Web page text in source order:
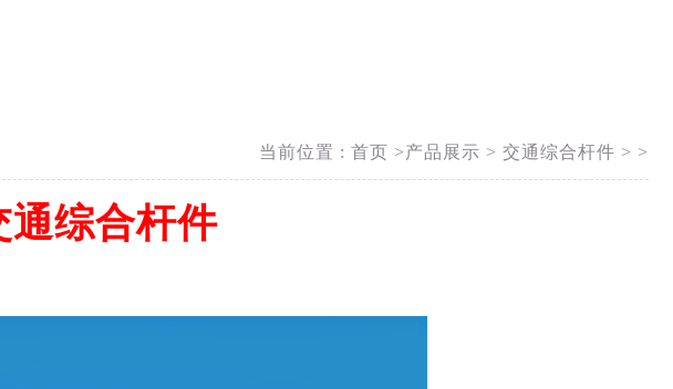
当前位置 : 首页 >产品展示 > 交通综合杆件 > >
通综合杆件